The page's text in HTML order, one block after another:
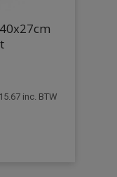
inc. BTW